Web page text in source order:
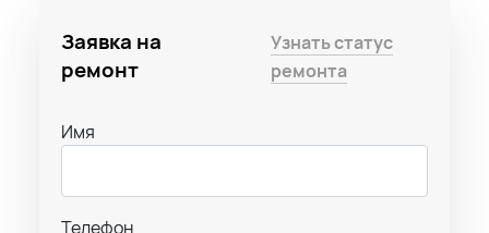
Заявка на
ремонт
Узнать статус
ремонта
Имя
Телефон